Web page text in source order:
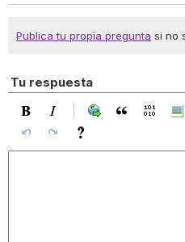
Publica tu propia pregunta si no
Tu respuesta